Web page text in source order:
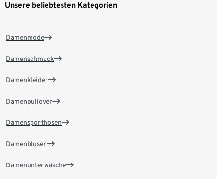
Unsere beliebtesten Kategorien
Damenmode
Damenschmuck
Damenkleider
Damenpullover
Damensporthosen
Damenblusen
Damenunterwäsche